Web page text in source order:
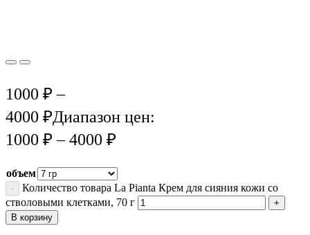
1000 ₽ –
4000 ₽Диапазон цен:
1000 ₽ – 4000 ₽
объем
Количество товара La Pianta Крем для сияния кожи со
стволовыми клетками, 70 г
В корзину